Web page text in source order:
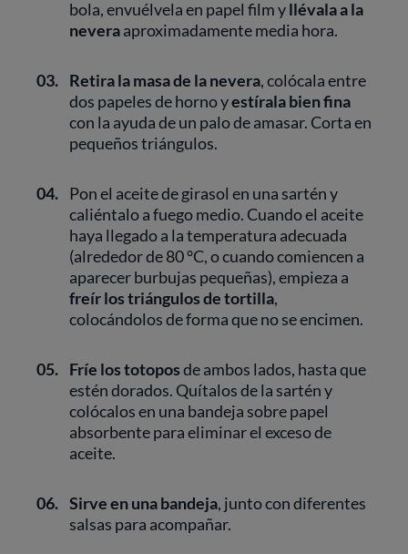
bola, envuélvela en papel film yllévala a la
neveraaproximadamente media hora.
03. Retira la masa de la nevera, colócala entre
dos papeles de horno yestírala bien fina
con la ayuda de un palo de amasar. Corta en
pequeños triángulos.
04. Pon el aceite de girasol en una sartén y
caliéntalo a fuego medio. Cuando el aceite
haya llegado a la temperatura adecuada
(alrededor de 80 °C, o cuando comiencen a
aparecer burbujas pequeñas), empieza a
freír los triángulos de tortilla,
colocándolos de forma que no se encimen.
05. Fríe los totoposde ambos lados, hasta que
estén dorados. Quítalos de la sartén y
colócalos en una bandeja sobre papel
absorbente para eliminar el exceso de
aceite.
06. Sirve en una bandeja, junto con diferentes
salsas para acompañar.